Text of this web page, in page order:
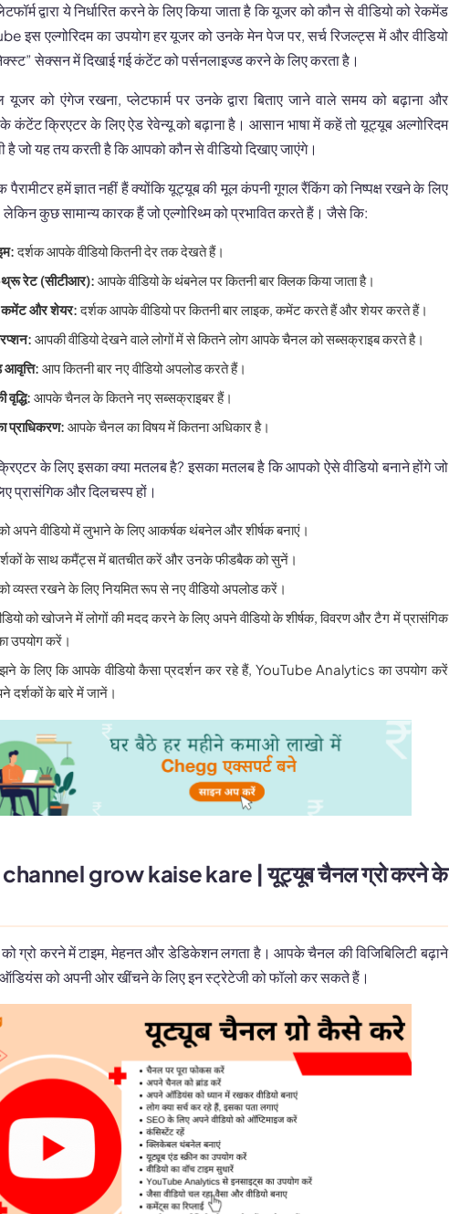
द्वारा ये निर्धारित करने के लिए किया जाता है कि यूजर को कौन से वीडियो को रेकमेंड
इस एल्गोरिदम का उपयोग हर यूजर को उनके मेन पेज पर, सर्च रिजल्ट्स में और वीडियो
सेक्सन में दिखाई गई कंटेंट को पर्सनलाइज्ड करने के लिए करता है।
यूजर को एंगेज रखना, प्लेटफार्म पर उनके द्वारा बिताए जाने वाले समय को बढ़ाना और
क्रिएटर के लिए ऐड रेवेन्यू को बढ़ाना है। आसान भाषा में कहें तो यूट्यूब अल्गोरिदम
है जो यह तय करती है कि आपको कौन से वीडियो दिखाए जाएंगे।
पैरामीटर हमें ज्ञात नहीं हैं क्योंकि यूट्यूब की मूल कंपनी गूगल रैंकिंग को निष्पक्ष रखने के लिए
कुछ सामान्य कारक हैं जो एल्गोरिथ्म को प्रभावित करते हैं। जैसे कि:
दर्शक आपके वीडियो कितनी देर तक देखते हैं।
रेट (सीटीआर): आपके वीडियो के थंबनेल पर कितनी बार क्लिक किया जाता है।
कमेंट और शेयर:दर्शक आपके वीडियो पर कितनी बार लाइक, कमेंट करते हैं और शेयर करते हैं।
आपकी वीडियो देखने वाले लोगों में से कितने लोग आपके चैनल को सब्सक्राइब करते है।
आप कितनी बार नए वीडियो अपलोड करते हैं।
आपके चैनल के कितने नए सब्सक्राइबर हैं।
प्राधिकरण: आपके चैनल का विषय में कितना अधिकार है।
के लिए इसका क्या मतलब है? इसका मतलब है कि आपको ऐसे वीडियो बनाने होंगे जो
प्रासंगिक और दिलचस्प हों।
अपने वीडियो में लुभाने के लिए आकर्षक थंबनेल और शीर्षक बनाएं।
के साथ कमैंट्स में बातचीत करें और उनके फीडबैक को सुनें।
व्यस्त रखने के लिए नियमित रूप से नए वीडियो अपलोड करें।
को खोजने में लोगों की मदद करने के लिए अपने वीडियो के शीर्षक, विवरण और टैग में प्रासंगिक
उपयोग करें।
के लिए कि आपके वीडियो कैसा प्रदर्शन कर रहे हैं, YouTube Analytics का उपयोग करें
दर्शकों के बारे में जानें।
grow kaise kare | यूट्यूब चैनल ग्रो करने के
ग्रो करने में टाइम, मेहनत और डेडिकेशन लगता है। आपके चैनल की विजिबिलिटी बढ़ाने
ऑडियंस को अपनी ओर खींचने के लिए इन स्ट्रेटेजी को फॉलो कर सकते हैं।